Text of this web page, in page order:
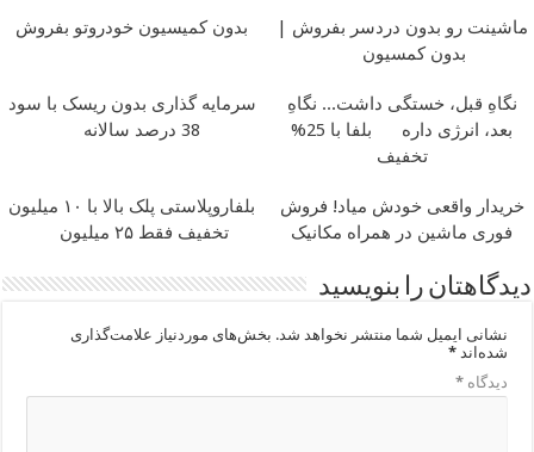
ماشینت رو بدون دردسر بفروش |
بدون کمسیون
بدون کمیسیون خودروتو بفروش
نگاهِ قبل، خستگی داشت... نگاهِ
بعد، انرژی داره
بلفا با 25%
تخفیف
سرمایه گذاری بدون ریسک با سود
38 درصد سالانه
خریدار واقعی خودش میاد! فروش
فوری ماشین در همراه مکانیک
بلفاروپلاستی پلک بالا با ۱۰ میلیون
تخفیف فقط ۲۵ میلیون
دیدگاهتان را بنویسید
نشانی ایمیل شما منتشر نخواهد شد. بخش‌های موردنیاز علامت‌گذاری
شده‌اند*
دیدگاه*